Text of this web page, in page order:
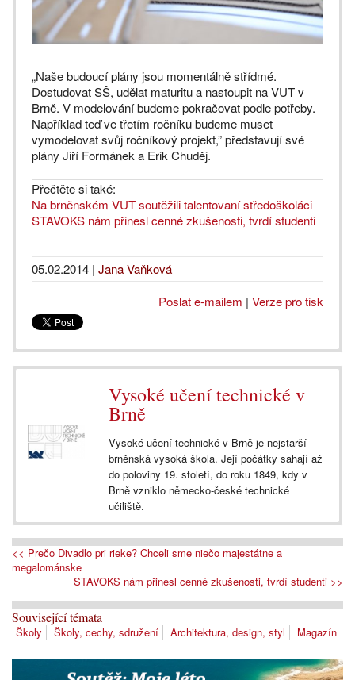
„Naše budoucí plány jsou momentálně střídmé.
Dostudovat SŠ, udělat maturitu a nastoupit na VUT v
Brně. V modelování budeme pokračovat podle potřeby.
Například teď ve třetím ročníku budeme muset
vymodelovat svůj ročníkový projekt,” představují své
plány Jiří Formánek a Erik Chuděj.
Přečtěte si také:
Na brněnském VUT soutěžili talentovaní středoškoláci
STAVOKS nám přinesl cenné zkušenosti, tvrdí studenti
05.02.2014 | Jana Vaňková
Poslat e-mailem | Verze pro tisk
Vysoké učení technické v
Brně
Vysoké učení technické v Brně je nejstarší
brněnská vysoká škola. Její počátky sahají až
do poloviny 19. století, do roku 1849, kdy v
Brně vzniklo německo-české technické
učiliště.
<< Prečo Divadlo pri rieke? Chceli sme niečo majestátne a
megalománske
STAVOKS nám přinesl cenné zkušenosti, tvrdí studenti >>
Související témata
Školy Školy, cechy, sdružení Architektura, design, styl Magazín